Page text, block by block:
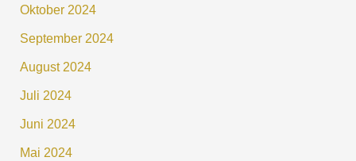
Oktober 2024
September 2024
August 2024
Juli 2024
Juni 2024
Mai 2024